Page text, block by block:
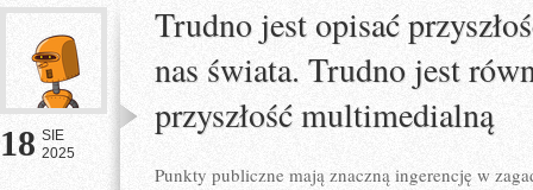
18 SIE
2025
Trudno jest opisać
nas świata. Trudno jest
przyszłość multimedialną
Punkty publiczne mają znaczną ingerencję w